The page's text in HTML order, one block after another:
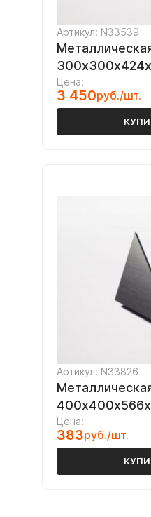
Артикул: N33539
Цена:
3 450руб./шт.
Артикул: N33826
Цена:
383руб./шт.